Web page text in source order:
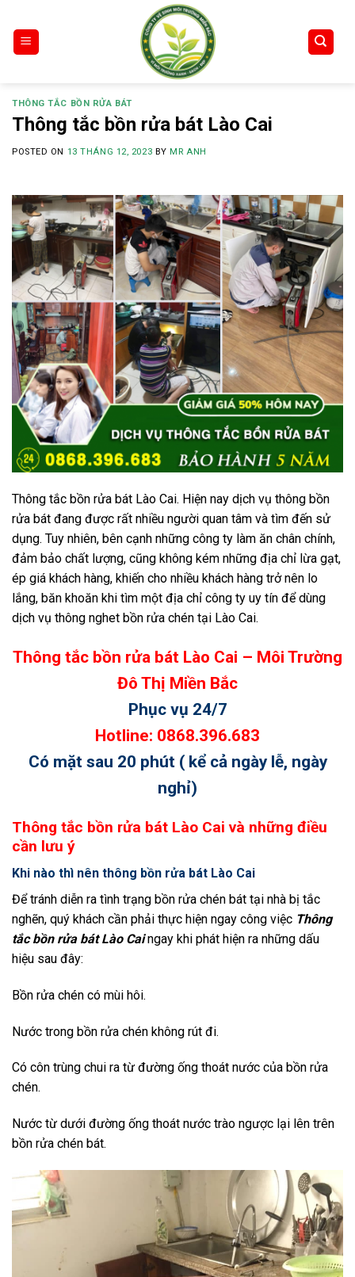
content
THÔNG TẮC BỒN RỬA BÁT
Thông tắc bồn rửa bát Lào Cai
POSTED ON 13 THÁNG 12, 2023 BY MR ANH
Thông tắc bồn rửa bát Lào Cai. Hiện nay dịch vụ thông bồn
rửa bát đang được rất nhiều người quan tâm và tìm đến sử
dụng. Tuy nhiên, bên cạnh những công ty làm ăn chân chính,
đảm bảo chất lượng, cũng không kém những địa chỉ lừa gạt,
ép giá khách hàng, khiến cho nhiều khách hàng trở nên lo
lắng, băn khoăn khi tìm một địa chỉ công ty uy tín để dùng
dịch vụ thông nghet bồn rửa chén tại Lào Cai.
Thông tắc bồn rửa bát Lào Cai – Môi Trường
Đô Thị Miền Bắc
Phục vụ 24/7
Hotline: 0868.396.683
Có mặt sau 20 phút ( kể cả ngày lễ, ngày
nghỉ)
Thông tắc bồn rửa bát Lào Cai và những điều
cần lưu ý
Khi nào thì nên thông bồn rửa bát Lào Cai
Để tránh diễn ra tình trạng bồn rửa chén bát tại nhà bị tắc
nghẽn, quý khách cần phải thực hiện ngay công việc Thông
tắc bồn rửa bát Lào Caingay khi phát hiện ra những dấu
hiệu sau đây:
Bồn rửa chén có mùi hôi.
Nước trong bồn rửa chén không rút đi.
Có côn trùng chui ra từ đường ống thoát nước của bồn rửa
chén.
Nước từ dưới đường ống thoát nước trào ngược lại lên trên
bồn rửa chén bát.